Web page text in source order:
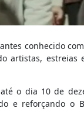
conhecido
artistas, estreias
o dia 10 de
e reforçando o